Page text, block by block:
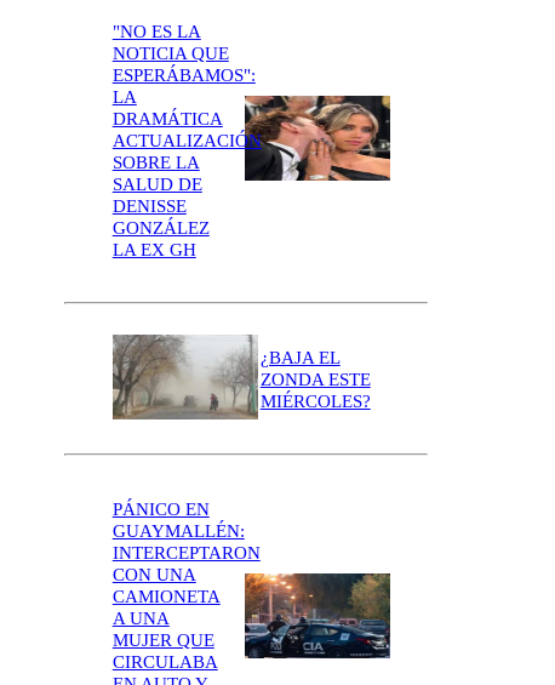
"NO ES LA
NOTICIA QUE
ESPERÁBAMOS":
LA
DRAMÁTICA
ACTUALIZACIÓN
SOBRE LA
SALUD DE
DENISSE
GONZÁLEZ
LA EX GH
¿BAJA EL
ZONDA ESTE
MIÉRCOLES?
PÁNICO EN
GUAYMALLÉN:
INTERCEPTARON
CON UNA
CAMIONETA
A UNA
MUJER QUE
CIRCULABA